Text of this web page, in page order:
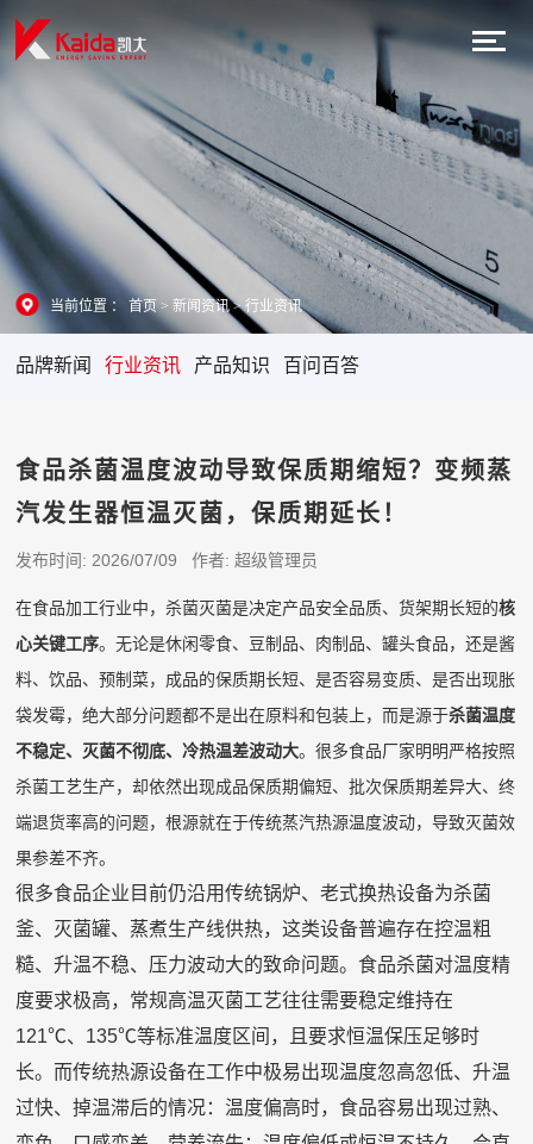
当前位置 ：首页>新闻资讯>行业资讯
品牌新闻 行业资讯 产品知识 百问百答
食品杀菌温度波动导致保质期缩短？变频蒸
汽发生器恒温灭菌，保质期延长！
发布时间: 2026/07/09 作者: 超级管理员
在食品加工行业中，杀菌灭菌是决定产品安全品质、货架期长短的核
心关键工序。无论是休闲零食、豆制品、肉制品、罐头食品，还是酱
料、饮品、预制菜，成品的保质期长短、是否容易变质、是否出现胀
袋发霉，绝大部分问题都不是出在原料和包装上，而是源于杀菌温度
不稳定、灭菌不彻底、冷热温差波动大。很多食品厂家明明严格按照
杀菌工艺生产，却依然出现成品保质期偏短、批次保质期差异大、终
端退货率高的问题，根源就在于传统蒸汽热源温度波动，导致灭菌效
果参差不齐。
很多食品企业目前仍沿用传统锅炉、老式换热设备为杀菌
釜、灭菌罐、蒸煮生产线供热，这类设备普遍存在控温粗
糙、升温不稳、压力波动大的致命问题。食品杀菌对温度精
度要求极高，常规高温灭菌工艺往往需要稳定维持在
121℃、135℃等标准温度区间，且要求恒温保压足够时
长。而传统热源设备在工作中极易出现温度忽高忽低、升温
过快、掉温滞后的情况：温度偏高时，食品容易出现过熟、